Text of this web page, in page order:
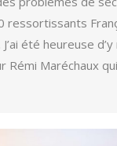
ressortissants
été heureuse
Rémi Maréchaux